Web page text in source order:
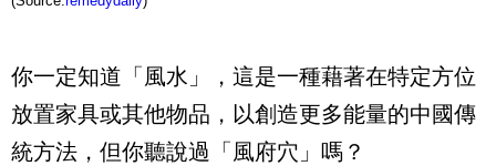
你一定知道「風水」，這是一種藉著在特定方位
放置家具或其他物品，以創造更多能量的中國傳
統方法，但你聽說過「風府穴」嗎？